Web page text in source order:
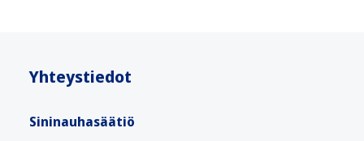
Yhteystiedot
Sininauhasäätiö